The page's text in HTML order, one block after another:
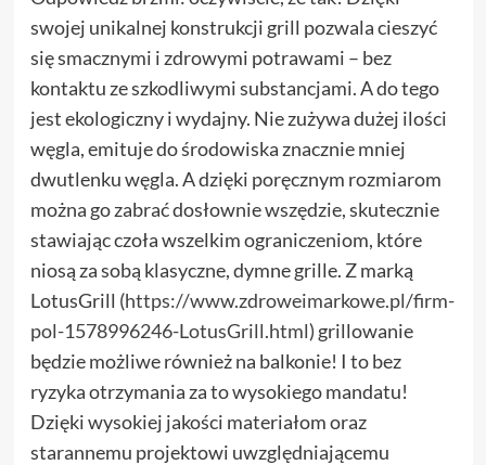
swojej unikalnej konstrukcji grill pozwala cieszyć
się smacznymi i zdrowymi potrawami – bez
kontaktu ze szkodliwymi substancjami. A do tego
jest ekologiczny i wydajny. Nie zużywa dużej ilości
węgla, emituje do środowiska znacznie mniej
dwutlenku węgla. A dzięki poręcznym rozmiarom
można go zabrać dosłownie wszędzie, skutecznie
stawiając czoła wszelkim ograniczeniom, które
niosą za sobą klasyczne, dymne grille. Z marką
LotusGrill (https://www.zdroweimarkowe.pl/firm-
pol-1578996246-LotusGrill.html) grillowanie
będzie możliwe również na balkonie! I to bez
ryzyka otrzymania za to wysokiego mandatu!
Dzięki wysokiej jakości materiałom oraz
starannemu projektowi uwzględniającemu